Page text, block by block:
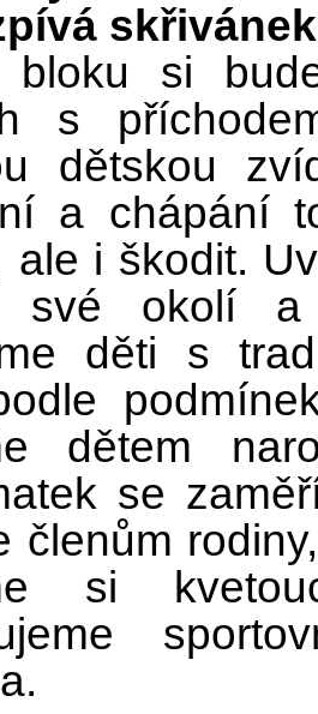
si
s
dětskou
a chápání
ale i škodit.
své okolí a
děti s
dětem
se
členům
si